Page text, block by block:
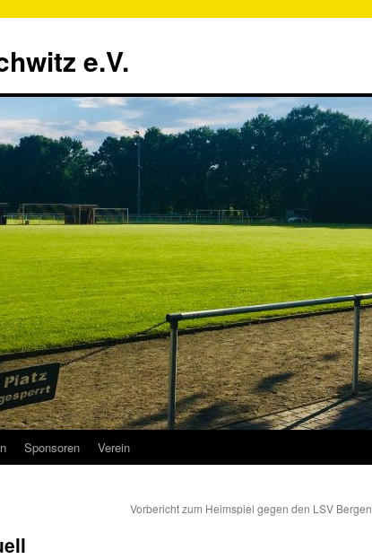
e.V.
Sponsoren Verein
Vorbericht zum Heimspiel gegen den LSV Bergen